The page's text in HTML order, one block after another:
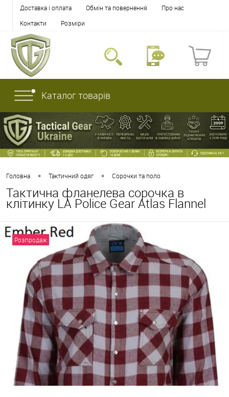
Доставка і оплата Обмін та повернення
Про нас
Контакти
Розміри
Каталог товарів
Головна • Тактичний одяг • Сорочки та поло
Тактична фланелева сорочка в
клітинку LA Police Gear Atlas Flannel
Розпродаж